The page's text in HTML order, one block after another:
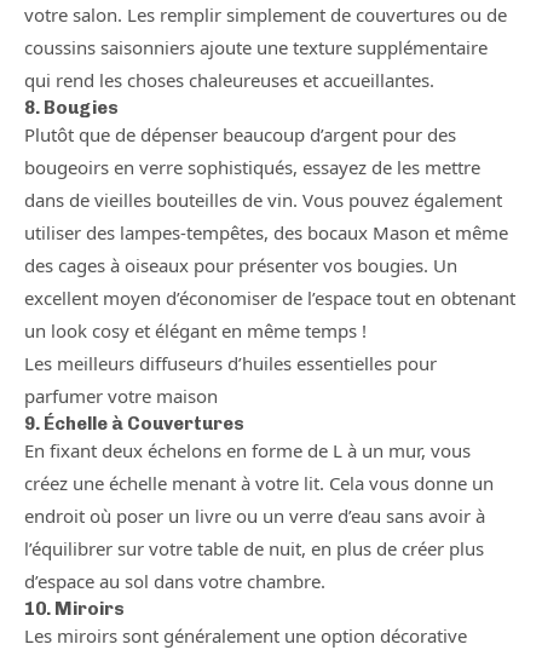
votre salon. Les remplir simplement de couvertures ou de
coussins saisonniers ajoute une texture supplémentaire
qui rend les choses chaleureuses et accueillantes.
8. Bougies
Plutôt que de dépenser beaucoup d’argent pour des
bougeoirs en verre sophistiqués, essayez de les mettre
dans de vieilles bouteilles de vin. Vous pouvez également
utiliser des lampes-tempêtes, des bocaux Mason et même
des cages à oiseaux pour présenter vos bougies. Un
excellent moyen d’économiser de l’espace tout en obtenant
un look cosy et élégant en même temps !
Les meilleurs diffuseurs d’huiles essentielles pour
parfumer votre maison
9. Échelle à Couvertures
En fixant deux échelons en forme de L à un mur, vous
créez une échelle menant à votre lit. Cela vous donne un
endroit où poser un livre ou un verre d’eau sans avoir à
l’équilibrer sur votre table de nuit, en plus de créer plus
d’espace au sol dans votre chambre.
10. Miroirs
Les miroirs sont généralement une option décorative